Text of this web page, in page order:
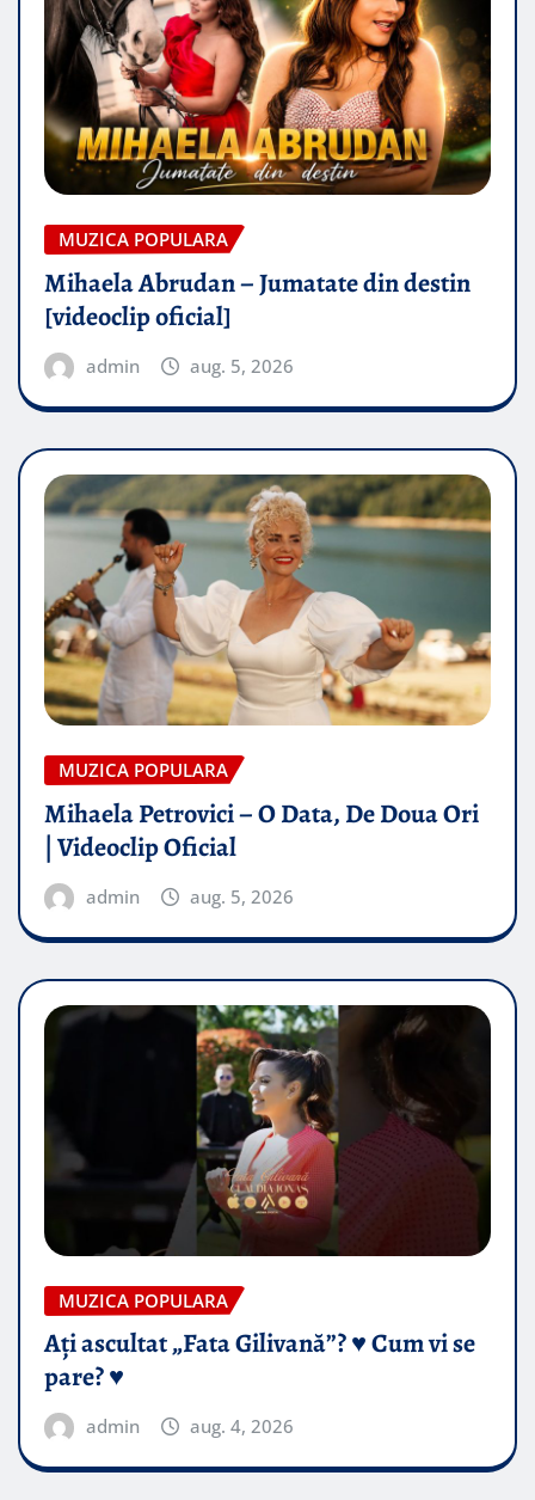
MUZICA POPULARA
Mihaela Abrudan – Jumatate din destin
[videoclip oficial]
admin aug. 5, 2026
MUZICA POPULARA
Mihaela Petrovici – O Data, De Doua Ori
| Videoclip Oficial
admin aug. 5, 2026
MUZICA POPULARA
Ați ascultat „Fata Gilivană”? ♥️ Cum vi se
pare? ♥️
admin aug. 4, 2026